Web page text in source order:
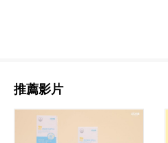
推薦影片